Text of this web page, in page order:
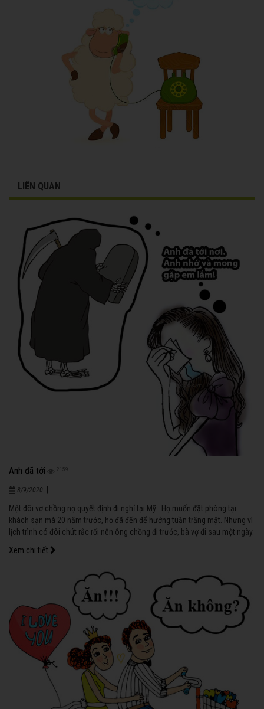
LIÊN QUAN
Anh đã tới 2159
8/9/2020
Một đôi vợ chồng nọ quyết định đi nghỉ tại Mỹ . Họ muốn đặt phòng tại
khách sạn mà 20 năm trước, họ đã đến để hưởng tuần trăng mật. Nhưng vì
lịch trình có đôi chút rắc rối nên ông chồng đi trước, bà vợ đi sau một ngày.
Xem chi tiết